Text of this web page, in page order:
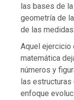
las bases de
geometría de
de las medidas.
Aquel ejercicio
matemática
números y
las
enfoque